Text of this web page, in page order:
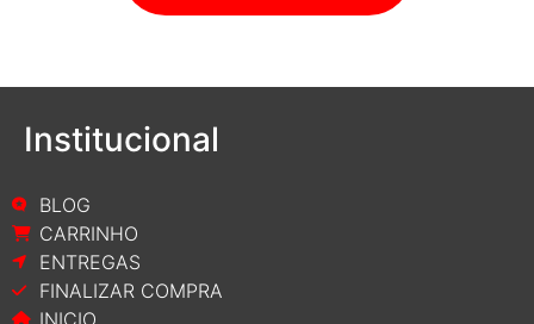
Institucional
BLOG
CARRINHO
ENTREGAS
FINALIZAR COMPRA
INICIO